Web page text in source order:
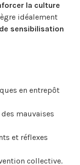
la culture
idéalement
sensibilisation
en entrepôt
mauvaises
et réflexes
collective.